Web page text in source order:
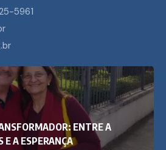
5961
ENTRE A
E A ESPERANÇA